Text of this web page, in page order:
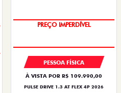
PREÇO IMPERDÍVEL
PESSOA FÍSICA
À VISTA POR R$ 109.990,00
PULSE DRIVE 1.3 AT FLEX 4P 2026